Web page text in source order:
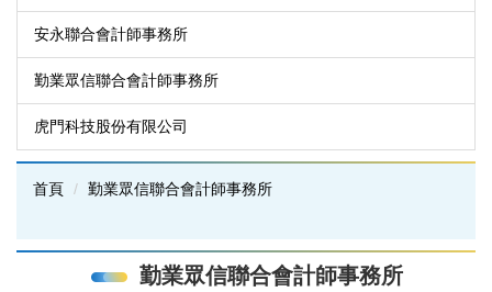
安永聯合會計師事務所
勤業眾信聯合會計師事務所
虎門科技股份有限公司
首頁 勤業眾信聯合會計師事務所
勤業眾信聯合會計師事務所